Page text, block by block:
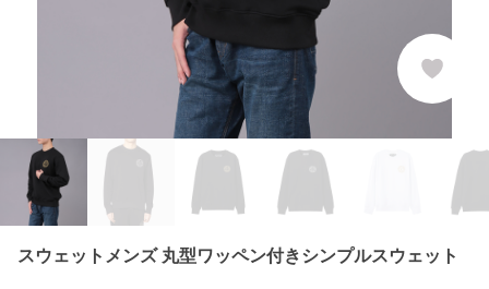
スウェットメンズ 丸型ワッペン付きシンプルスウェット